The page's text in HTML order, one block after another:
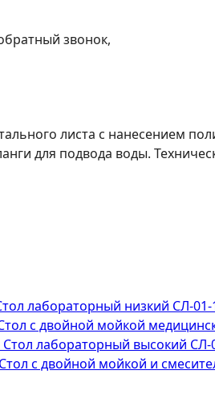
звонок,
листа с нанесением
для подвода воды.
лабораторный низкий СЛ-01-
с двойной мойкой
Стол лабораторный высокий СЛ-
Стол с двойной мойкой и